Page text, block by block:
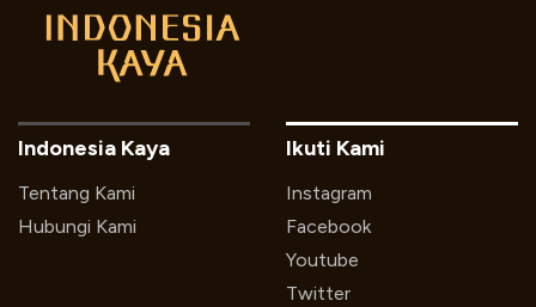
Indonesia Kaya
Tentang Kami
Hubungi Kami
Ikuti Kami
Instagram
Facebook
Youtube
Twitter